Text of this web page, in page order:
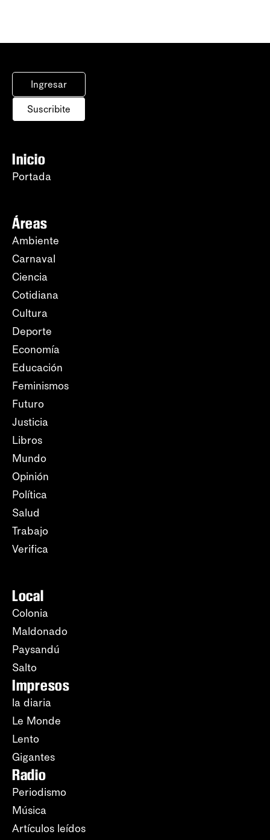
Ingresar
Suscribite
Inicio
Portada
Áreas
Ambiente
Carnaval
Ciencia
Cotidiana
Cultura
Deporte
Economía
Educación
Feminismos
Futuro
Justicia
Libros
Mundo
Opinión
Política
Salud
Trabajo
Verifica
Local
Colonia
Maldonado
Paysandú
Salto
Impresos
la diaria
Le Monde
Lento
Gigantes
Radio
Periodismo
Música
Artículos leídos